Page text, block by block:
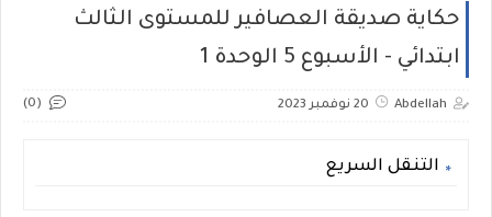
حكاية صديقة العصافير للمستوى الثالث
ابتدائي - الأسبوع 5 الوحدة 1
Abdellah 20 نوفمبر 2023 (0)
التنقل السريع